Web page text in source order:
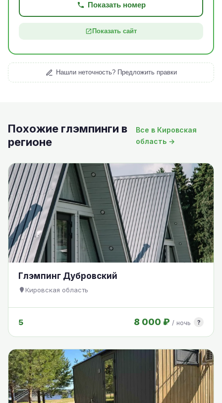
Показать номер
Показать сайт
Нашли неточность? Предложить правки
Похожие глэмпинги в
регионе
Все в Кировская
область →
Глэмпинг Дубровский
Кировская область
5 8 000 ₽ / ночь ?